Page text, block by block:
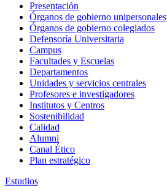
Presentación
Órganos de gobierno unipersonales
Órganos de gobierno colegiados
Defensoría Universitaria
Campus
Facultades y Escuelas
Departamentos
Unidades y servicios centrales
Profesores e investigadores
Institutos y Centros
Sostenibilidad
Calidad
Alumni
Canal Ético
Plan estratégico
Estudios